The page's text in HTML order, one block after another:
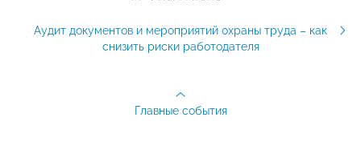
Аудит документов и мероприятий охраны труда – как
снизить риски работодателя
Главные события